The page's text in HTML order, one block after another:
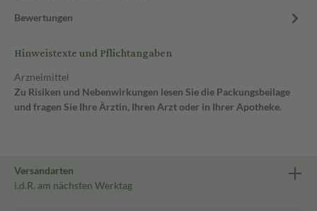
Bewertungen
Hinweistexte und Pflichtangaben
Arzneimittel
Zu Risiken und Nebenwirkungen lesen Sie die Packungsbeilage
und fragen Sie Ihre Ärztin, Ihren Arzt oder in Ihrer Apotheke.
Versandarten
i.d.R. am nächsten Werktag